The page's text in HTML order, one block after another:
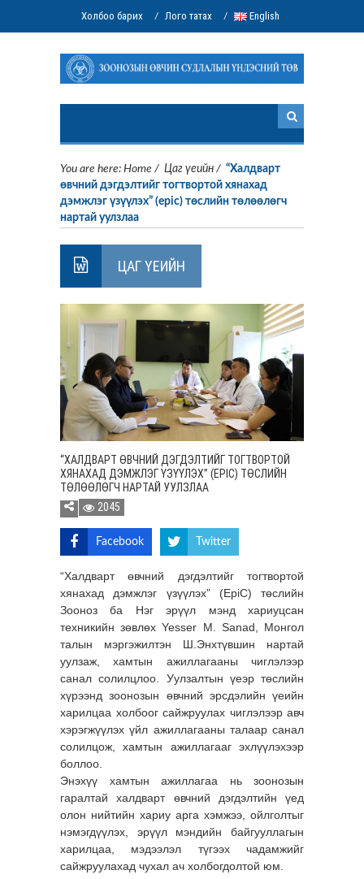
Холбоо барих / Лого татах / English
You are here: Home / Цаг үеийн / “Халдварт
өвчний дэгдэлтийг тогтвортой хянахад
дэмжлэг үзүүлэх” (epic) төслийн төлөөлөгч
нартай уулзлаа
ЦАГ ҮЕИЙН
“ХАЛДВАРТ ӨВЧНИЙ ДЭГДЭЛТИЙГ ТОГТВОРТОЙ
ХЯНАХАД ДЭМЖЛЭГ ҮЗҮҮЛЭХ” (EPIC) ТӨСЛИЙН
ТӨЛӨӨЛӨГЧ НАРТАЙ УУЛЗЛАА
2045
Facebook Twitter
“Халдварт өвчний дэгдэлтийг тогтвортой
хянахад дэмжлэг үзүүлэх” (EpiC) төслийн
Зооноз ба Нэг эрүүл мэнд хариуцсан
техникийн зөвлөх Yesser M. Sanad, Монгол
талын мэргэжилтэн Ш.Энхтүвшин нартай
уулзаж, хамтын ажиллагааны чиглэлээр
санал солилцлоо. Уулзалтын үеэр төслийн
хүрээнд зоонозын өвчний эрсдэлийн үеийн
харилцаа холбоог сайжруулах чиглэлээр авч
хэрэгжүүлэх үйл ажиллагааны талаар санал
солилцож, хамтын ажиллагааг эхлүүлэхээр
боллоо.
Энэхүү хамтын ажиллагаа нь зоонозын
гаралтай халдварт өвчний дэгдэлтийн үед
олон нийтийн хариу арга хэмжээ, ойлголтыг
нэмэгдүүлэх, эрүүл мэндийн байгууллагын
харилцаа, мэдээлэл түгээх чадамжийг
сайжруулахад чухал ач холбогдолтой юм.